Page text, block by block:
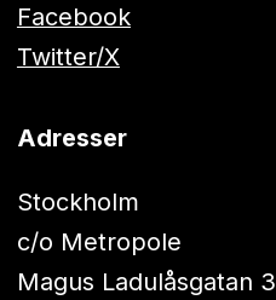
Facebook
Twitter/X
Adresser
Stockholm
c/o Metropole
Magus Ladulåsgatan 3